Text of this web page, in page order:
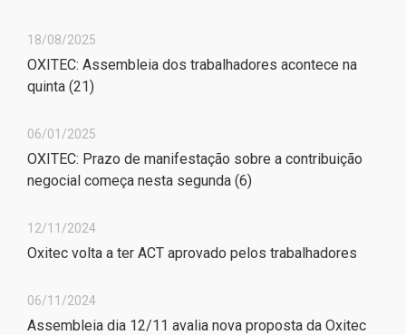
18/08/2025
OXITEC: Assembleia dos trabalhadores acontece na
quinta (21)
06/01/2025
OXITEC: Prazo de manifestação sobre a contribuição
negocial começa nesta segunda (6)
12/11/2024
Oxitec volta a ter ACT aprovado pelos trabalhadores
06/11/2024
Assembleia dia 12/11 avalia nova proposta da Oxitec